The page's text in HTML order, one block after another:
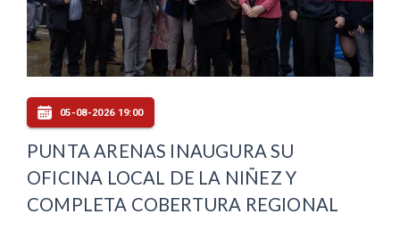
05-08-2026 19:00
PUNTA ARENAS INAUGURA SU
OFICINA LOCAL DE LA NIÑEZ Y
COMPLETA COBERTURA REGIONAL